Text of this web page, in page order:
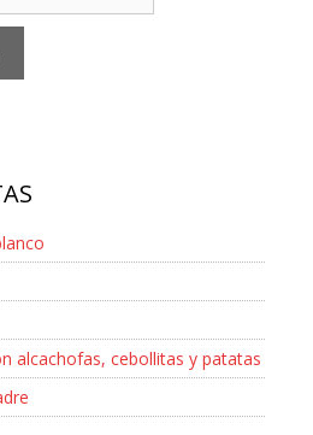
alcachofas, cebollitas y patatas